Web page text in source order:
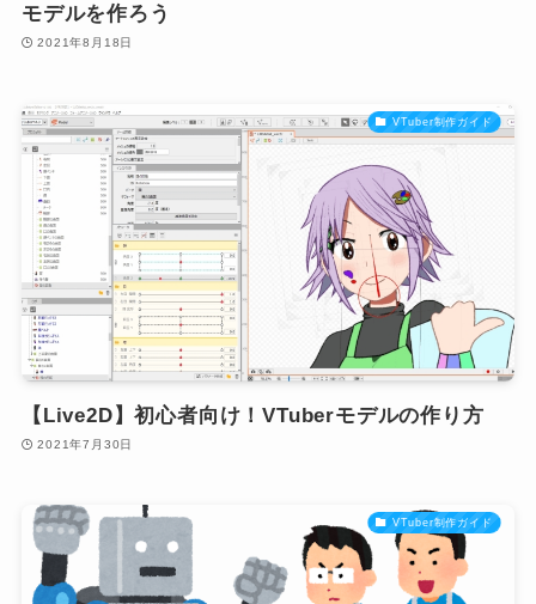
モデルを作ろう
2021年8月18日
VTuber制作ガイド
【Live2D】初心者向け！VTuberモデルの作り方
2021年7月30日
VTuber制作ガイド